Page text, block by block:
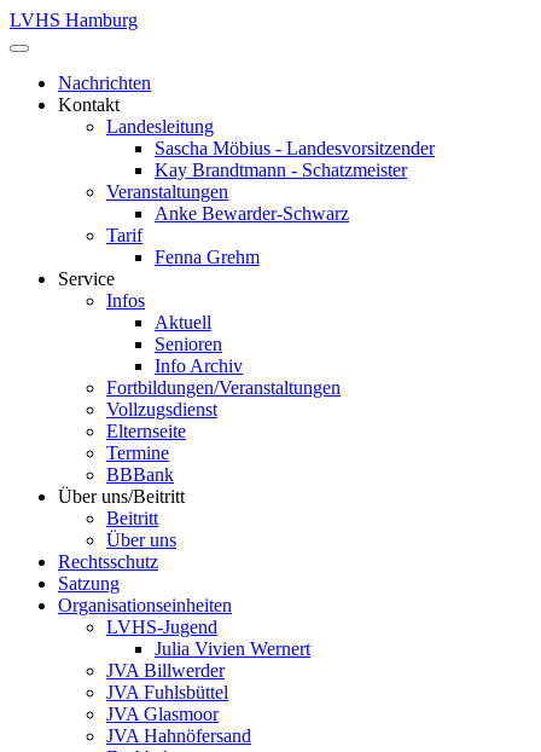
LVHS Hamburg
Nachrichten
Kontakt
Landesleitung
Sascha Möbius - Landesvorsitzender
Kay Brandtmann - Schatzmeister
Veranstaltungen
Anke Bewarder-Schwarz
Tarif
Fenna Grehm
Service
Infos
Aktuell
Senioren
Info Archiv
Fortbildungen/Veranstaltungen
Vollzugsdienst
Elternseite
Termine
BBBank
Über uns/Beitritt
Beitritt
Über uns
Rechtsschutz
Satzung
Organisationseinheiten
LVHS-Jugend
Julia Vivien Wernert
JVA Billwerder
JVA Fuhlsbüttel
JVA Glasmoor
JVA Hahnöfersand